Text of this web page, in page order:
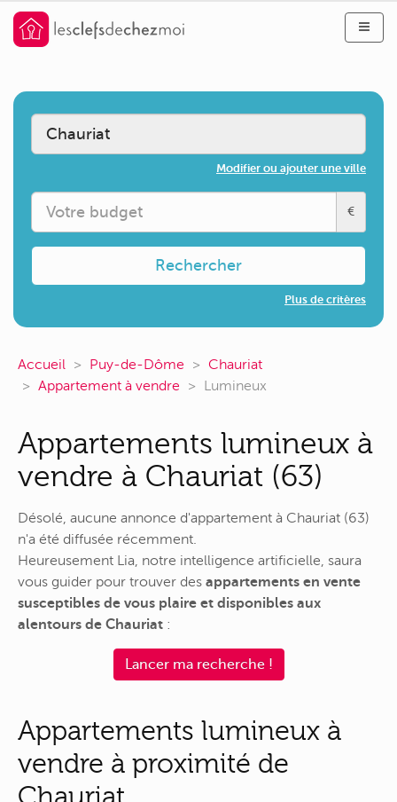
Modifier ou ajouter une ville
€
Rechercher
Plus de critères
Accueil Puy-de-Dôme
Chauriat
Appartement à vendre
Lumineux
Appartements lumineux à
vendre à Chauriat (63)
Désolé, aucune annonce d'appartement à Chauriat (63)
n'a été diffusée récemment.
Heureusement Lia, notre intelligence artificielle, saura
vous guider pour trouver des appartements en vente
susceptibles de vous plaire et disponibles aux
alentours de Chauriat :
Lancer ma recherche !
Appartements lumineux à
vendre à proximité de